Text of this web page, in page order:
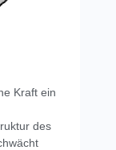
Kraft ein
des